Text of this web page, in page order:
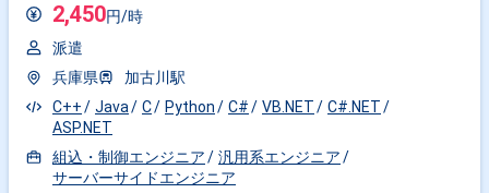
2,450円/時
派遣
兵庫県
加古川駅
C++
Java C Python C# VB.NET
C#.NET
ASP.NET
組込・制御エンジニア
汎用系エンジニア
サーバーサイドエンジニア